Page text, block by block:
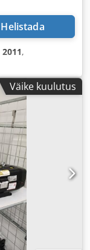
Helistada
2011,
Väike kuulutus